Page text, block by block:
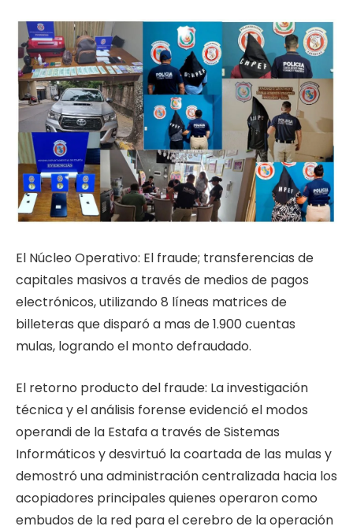
El Núcleo Operativo: El fraude; transferencias de
capitales masivos a través de medios de pagos
electrónicos, utilizando 8 líneas matrices de
billeteras que disparó a mas de 1.900 cuentas
mulas, logrando el monto defraudado.
El retorno producto del fraude: La investigación
técnica y el análisis forense evidenció el modos
operandi de la Estafa a través de Sistemas
Informáticos y desvirtuó la coartada de las mulas y
demostró una administración centralizada hacia los
acopiadores principales quienes operaron como
embudos de la red para el cerebro de la operación